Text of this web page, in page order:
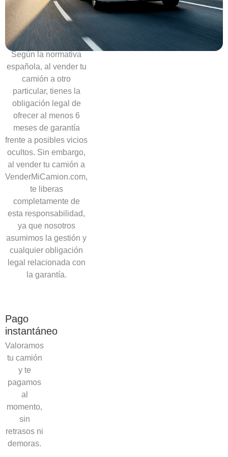
necesidad
de
ofrecer
garantías
Según la normativa
española, al vender tu
camión a otro
particular, tienes la
obligación legal de
ofrecer al menos 6
meses de garantía
frente a posibles vicios
ocultos. Sin embargo,
al vender tu camión a
VenderMiCamion.com,
te liberas
completamente de
esta responsabilidad,
ya que nosotros
asumimos la gestión y
cualquier obligación
legal relacionada con
la garantía.
Pago
instantáneo
Valoramos
tu camión
y te
pagamos
al
momento,
sin
retrasos ni
demoras.